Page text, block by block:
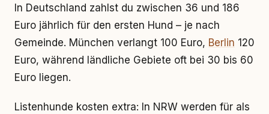
In Deutschland zahlst du zwischen 36 und 186
Euro jährlich für den ersten Hund – je nach
Gemeinde. München verlangt 100 Euro, Berlin 120
Euro, während ländliche Gebiete oft bei 30 bis 60
Euro liegen.
Listenhunde kosten extra: In NRW werden für als